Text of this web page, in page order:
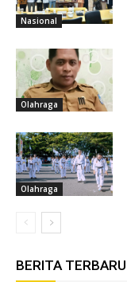
Nasional
Olahraga
Olahraga
BERITA TERBARU